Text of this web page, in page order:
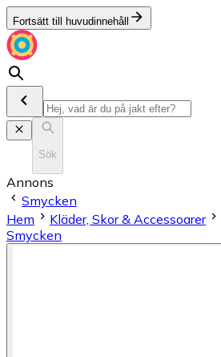
Fortsätt till huvudinnehåll
Sök
Annons
Smycken
Hem
Kläder, Skor & Accessoarer
Smycken